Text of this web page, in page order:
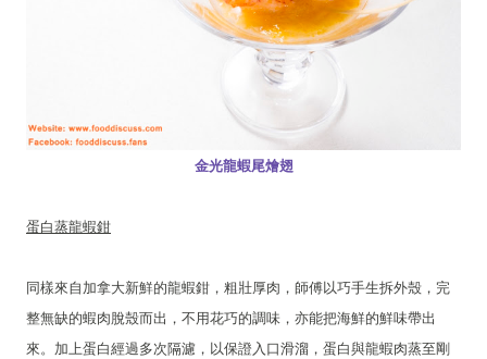
金光龍蝦尾燴翅
蛋白蒸龍蝦鉗
同樣來自加拿大新鮮的龍蝦鉗，粗壯厚肉，師傅以巧手生拆外殼，完
整無缺的蝦肉脫殼而出，不用花巧的調味，亦能把海鮮的鮮味帶出
來。加上蛋白經過多次隔濾，以保證入口滑溜，蛋白與龍蝦肉蒸至剛